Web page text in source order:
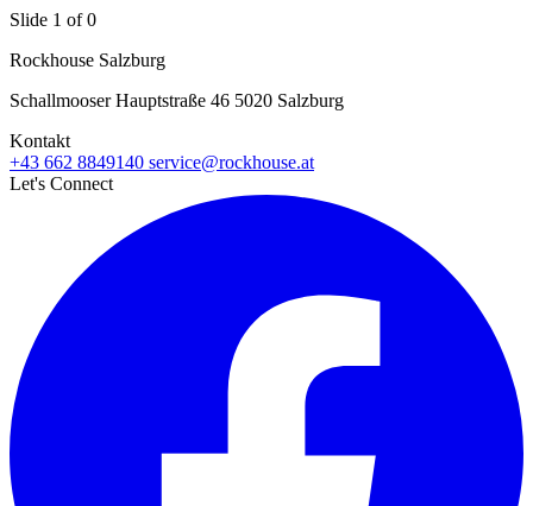
Slide 1 of 0
Rockhouse Salzburg
Schallmooser Hauptstraße 46 5020 Salzburg
Kontakt
+43 662 8849140 service@rockhouse.at
Let's Connect